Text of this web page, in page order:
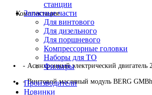
станции
Запасные части
Для винтового
Для дизельного
Для поршневого
Компрессорные головки
Наборы для ТО
Фильтры
Производители
Новинки
Комплектация:
- Асинхронный электрический двигатель
- Винтовой масляный модуль BERG GMBh.